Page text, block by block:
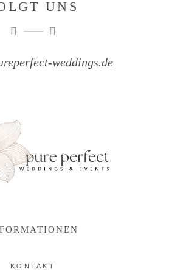
UNS
weddings.de
KONTAKT